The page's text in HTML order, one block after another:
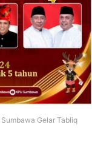
Gelar Tabliq